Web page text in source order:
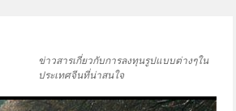
ข่าวสารเกี่ยวกับการลงทุนรูปแบบต่างๆใน
ประเทศจีนที่น่าสนใจ